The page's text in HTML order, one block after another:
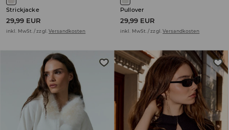
Strickjacke
29,99 EUR
inkl. MwSt. / zzgl. Versandkosten
Pullover
29,99 EUR
inkl. MwSt. / zzgl. Versandkosten